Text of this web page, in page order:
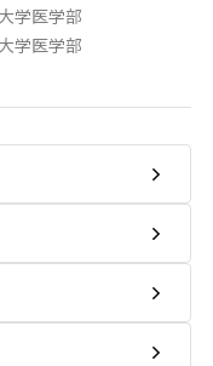
学医学部
学医学部